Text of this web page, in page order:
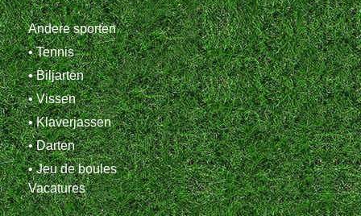
Andere sporten
• Tennis
• Biljarten
• Vissen
• Klaverjassen
• Darten
• Jeu de boules
Vacatures